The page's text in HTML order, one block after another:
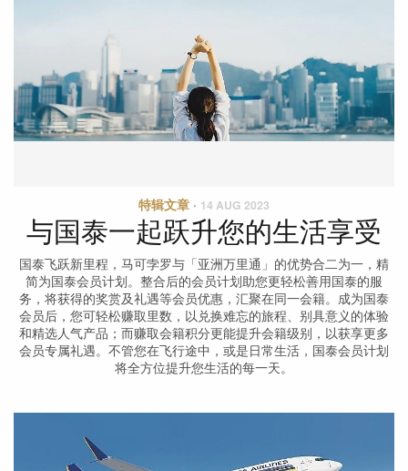
特辑文章 · 14 AUG 2023
与国泰一起跃升您的生活享受
国泰飞跃新里程，马可孛罗与「亚洲万里通」的优势合二为一，精
简为国泰会员计划。整合后的会员计划助您更轻松善用国泰的服
务，将获得的奖赏及礼遇等会员优惠，汇聚在同一会籍。成为国泰
会员后，您可轻松赚取里数，以兑换难忘的旅程、别具意义的体验
和精选人气产品；而赚取会籍积分更能提升会籍级别，以获享更多
会员专属礼遇。不管您在飞行途中，或是日常生活，国泰会员计划
将全方位提升您生活的每一天。